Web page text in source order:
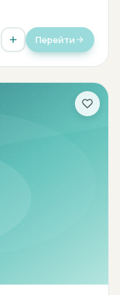
Перейти